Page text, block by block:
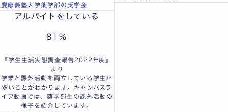
慶應義塾大学薬学部の奨学金
アルバイトをしている
81 ％
『学生生活実態調査報告2022年度』
より
学業と課外活動を両立している学生が
多いことがわかります。キャンパスラ
イフ動画では、薬学部生の課外活動の
様子を紹介しています。